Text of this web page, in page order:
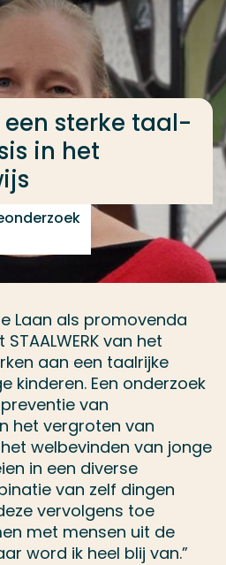
sterke taal- en kennisbasis in
sterke taal-
in het
Laan als promovenda
van het
aan een taalrijke
kinderen. Een onderzoek
van
het vergroten van
welbevinden van jonge
in een diverse
van zelf dingen
vervolgens toe
met mensen uit de
word ik heel blij van.”